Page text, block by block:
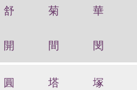
舒 菊 華
開 間 閔
圓 塔 塚